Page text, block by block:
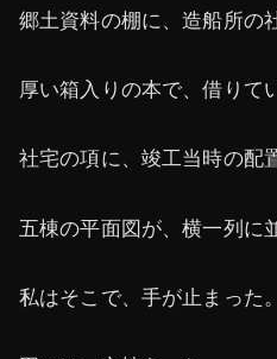
郷土資料の棚に、造船所の
厚い箱入りの本で、借りて
社宅の項に、竣工当時の配
五棟の平面図が、横一列に
私はそこで、手が止まった。